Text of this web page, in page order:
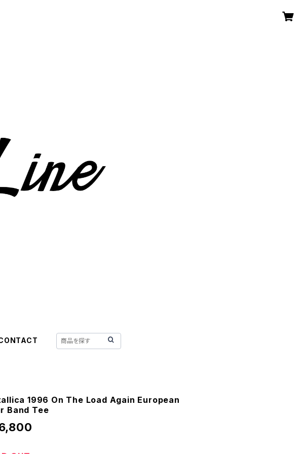
1996 On The Load Again European
Band Tee